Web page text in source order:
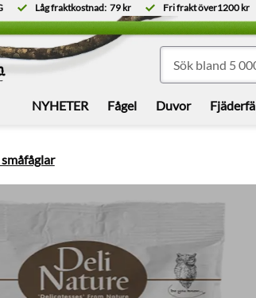
Låg fraktkostnad: 79 kr Fri frakt över1200 kr
NYHETER Fågel Duvor Fjäderfä